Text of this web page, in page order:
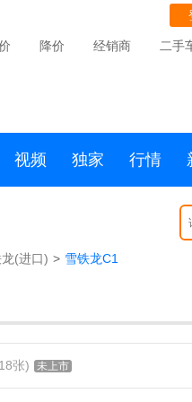
降价 经销商 二手
视频 独家 行情
(进口) > 雪铁龙C1
张) 未上市